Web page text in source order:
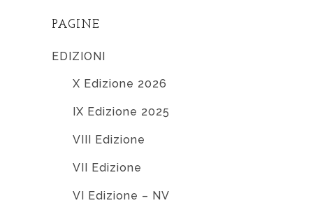
PAGINE
EDIZIONI
X Edizione 2026
IX Edizione 2025
VIII Edizione
VII Edizione
VI Edizione – NV